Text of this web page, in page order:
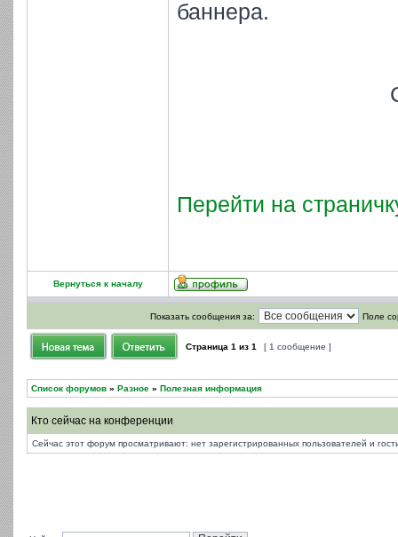
баннера.
Перейти на
Вернуться к началу
Показать сообщения за: Поле
Страница 1 из 1 [ 1 сообщение ]
Список форумов » Разное » Полезная информация
Кто сейчас на конференции
Сейчас этот форум просматривают: нет зарегистрированных пользователей и